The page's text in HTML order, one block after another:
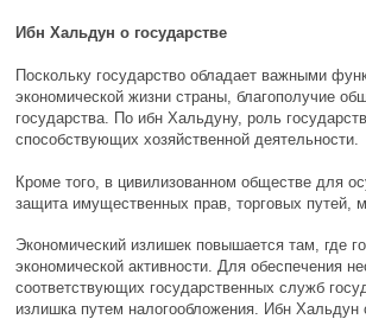
Ибн Хальдун о государстве
Поскольку государство обладает важными
экономической жизни страны, благополучие
государства. По ибн Хальдуну, роль
способствующих хозяйственной деятельности.
Кроме того, в цивилизованном обществе для
защита имущественных прав, торговых путей,
Экономический излишек повышается там, где
экономической активности. Для обеспечения
соответствующих государственных служб
излишка путем налогообложения. Ибн Хальдун